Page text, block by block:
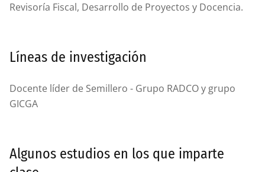
Revisoría Fiscal, Desarrollo de Proyectos y Docencia.
Líneas de investigación
Docente líder de Semillero - Grupo RADCO y grupo
GICGA
Algunos estudios en los que imparte